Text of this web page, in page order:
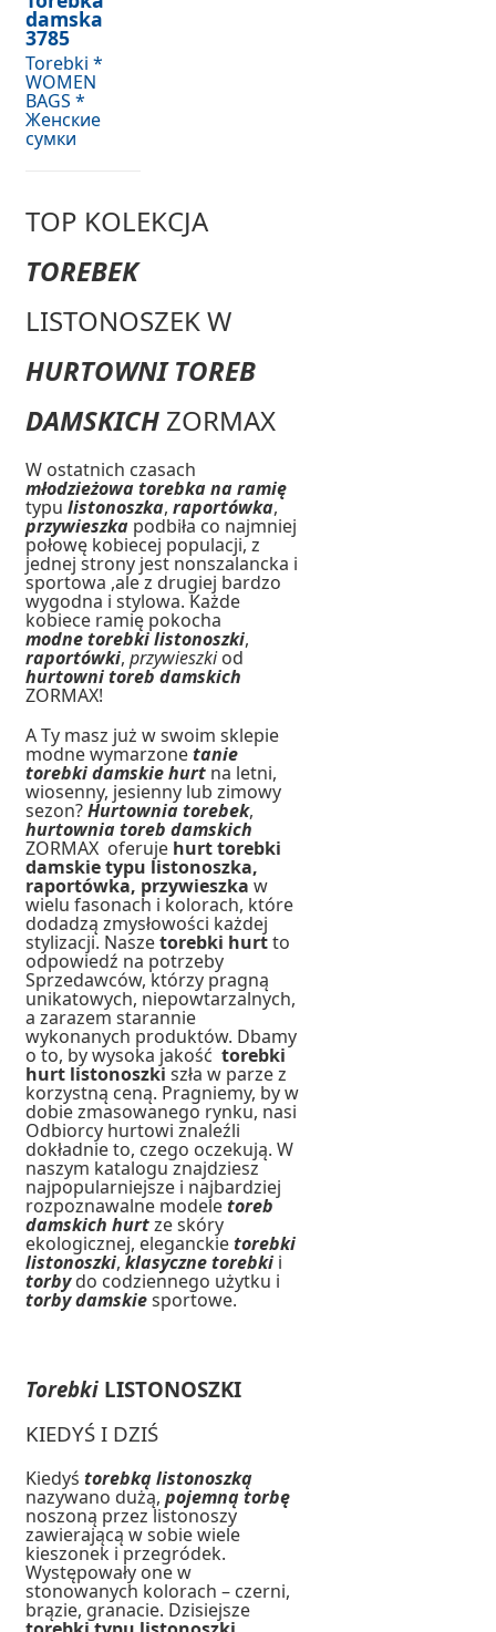
damska
3785
Torebki *
WOMEN
BAGS *
Женские
сумки
TOP KOLEKCJA
TOREBEK
LISTONOSZEK W
HURTOWNI TOREB
DAMSKICH ZORMAX
W ostatnich czasach
młodzieżowa torebka na ramię
typu listonoszka,raportówka,
przywieszka podbiła co najmniej
połowę kobiecej populacji, z
jednej strony jest nonszalancka i
sportowa ,ale z drugiej bardzo
wygodna i stylowa. Każde
kobiece ramię pokocha
modnetorebkilistonoszki,
raportówki,przywieszkiod
hurtowni toreb damskich
ZORMAX!
A Ty masz już w swoim sklepie
modne wymarzonetanie
torebki damskie hurt na letni,
wiosenny, jesienny lub zimowy
sezon?Hurtownia torebek,
hurtownia toreb damskich
ZORMAX oferuje hurt torebki
damskie typu listonoszka,
raportówka, przywieszkaw
wielu fasonach i kolorach, które
dodadzą zmysłowości każdej
stylizacji. Naszetorebki hurtto
odpowiedź na potrzeby
Sprzedawców, którzy pragną
unikatowych, niepowtarzalnych,
a zarazem starannie
wykonanych produktów. Dbamy
o to, by wysoka jakość torebki
hurt listonoszkiszła w parze z
korzystną ceną. Pragniemy, by w
dobie zmasowanego rynku, nasi
Odbiorcy hurtowi znaleźli
dokładnie to, czego oczekują. W
naszym katalogu znajdziesz
najpopularniejsze i najbardziej
rozpoznawalne modeletoreb
damskich hurtze skóry
ekologicznej, eleganckietorebki
listonoszki,klasyczne torebki i
torbydo codziennego użytku i
torby damskiesportowe.
Torebki LISTONOSZKI
KIEDYŚ I DZIŚ
Kiedyśtorebką listonoszką
nazywano dużą,pojemną torbę
noszoną przez listonoszy
zawierającą w sobie wiele
kieszonek i przegródek.
Występowały one w
stonowanych kolorach – czerni,
brązie, granacie. Dzisiejsze